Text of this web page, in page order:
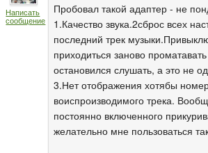
Написать
сообщение
Пробовал такой адаптер - не
1.Качество звука.2сброс всех
последний трек
приходиться заново
остановился слушать, а это не
3.Нет отображения хотябы
воиспроизводимого трека.
постоянно включенного
желательно мне пользоваться